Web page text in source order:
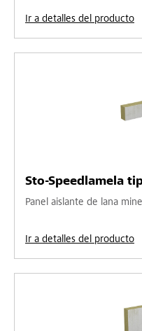
Ir a detalles del producto
Sto-Speedlamela
Panel aislante de lana
Ir a detalles del producto